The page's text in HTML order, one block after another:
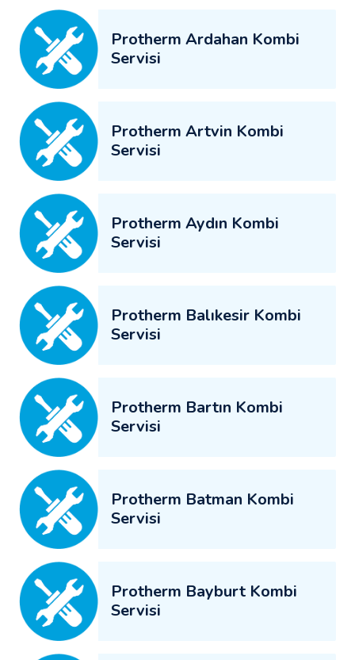
Protherm Ardahan Kombi
Servisi
Protherm Artvin Kombi
Servisi
Protherm Aydın Kombi
Servisi
Protherm Balıkesir Kombi
Servisi
Protherm Bartın Kombi
Servisi
Protherm Batman Kombi
Servisi
Protherm Bayburt Kombi
Servisi